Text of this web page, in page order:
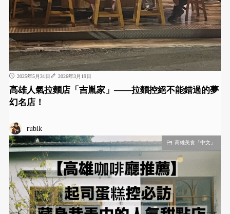
2025年5月31日 2026年3月19日
高雄人氣拉麵店「吉胤家」——拉麵控絕不能錯過的夢
幻名店！
rubik
高雄美食「中文」